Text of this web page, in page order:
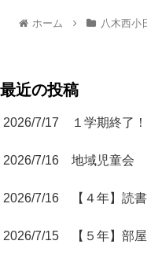
ホーム 八木西小
最近の投稿
2026/7/17 １学期終了
2026/7/16 地域児童会
2026/7/16 【４年】読書
2026/7/15 【５年】部屋